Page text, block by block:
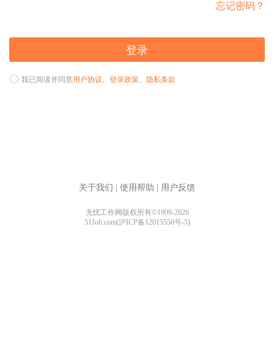
忘记密码？
登录
我已阅读并同意用户协议、 登录政策、 隐私条款
关于我们 使用帮助 用户反馈
无忧工作网版权所有©1999-2026
51Job.com(沪ICP备12015550号-5)